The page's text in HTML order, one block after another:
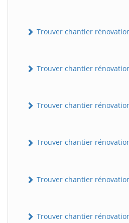
Trouver chantier
Trouver chantier
Trouver chantier
Trouver chantier
Trouver chantier
Trouver chantier